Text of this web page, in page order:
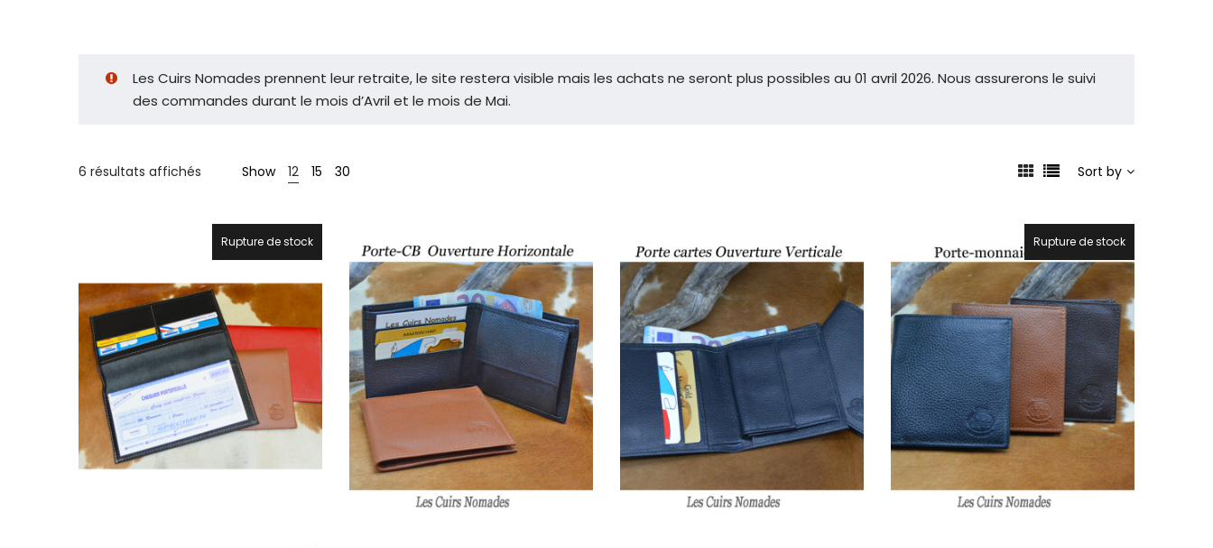
Les Cuirs Nomades prennent leur retraite, le site restera visible mais les achats ne seront plus possibles au 01 avril 2026. Nous assurerons le suivi
des commandes durant le mois d’Avril et le mois de Mai.
6 résultats affichés
croissant
Show 12 15 30 Sort by
Rupture de stock Rupture de stock